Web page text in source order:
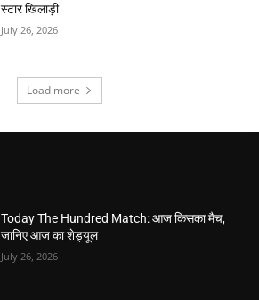
स्टार खिलाड़ी
July 26, 2026
Load more
Today The Hundred Match: आज किसका मैच,
जानिए आज का शेड्यूल
July 26, 2026